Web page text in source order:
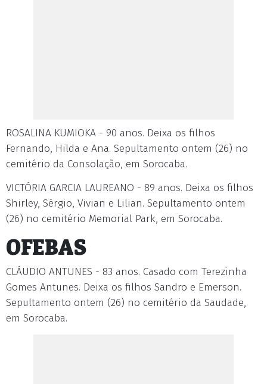
ROSALINA KUMIOKA - 90 anos. Deixa os filhos
Fernando, Hilda e Ana. Sepultamento ontem (26) no
cemitério da Consolação, em Sorocaba.
VICTÓRIA GARCIA LAUREANO - 89 anos. Deixa os filhos
Shirley, Sérgio, Vivian e Lilian. Sepultamento ontem
(26) no cemitério Memorial Park, em Sorocaba.
OFEBAS
CLÁUDIO ANTUNES - 83 anos. Casado com Terezinha
Gomes Antunes. Deixa os filhos Sandro e Emerson.
Sepultamento ontem (26) no cemitério da Saudade,
em Sorocaba.